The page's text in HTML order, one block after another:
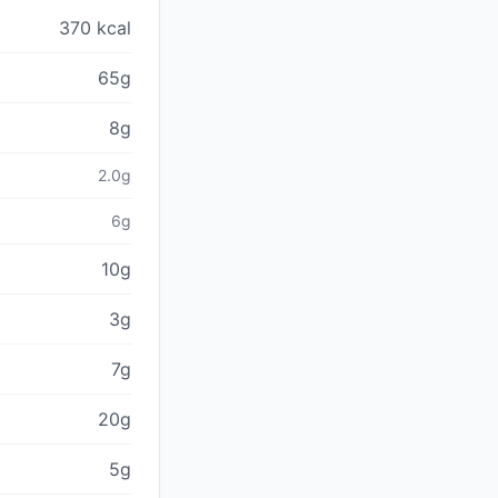
370 kcal
65g
8g
2.0g
6g
10g
3g
7g
20g
5g